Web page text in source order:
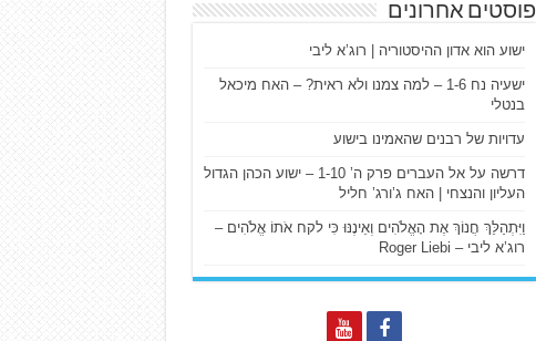
פוסטים אחרונים
ישוע הוא אדון ההיסטוריה | רוג’א ליבי
ישעיה נח 1-6 – למה צמנו ולא ראית? – האח מיכאל
בנטלי
עדויות של רבנים שהאמינו בישוע
דרשה על אל העברים פרק ה’ 1-10 – ישוע הכהן הגדול
העליון והנצחי | האח ג’ורג’ חליל
וַיִּתְהַלֵּךְ חֲנוֹךְ אֶת הָאֱלֹהִים וְאֵינֶנּוּ כִּי לקח אֹתוֹ אֱלֹהִים –
רוג’א ליבי – Roger Liebi